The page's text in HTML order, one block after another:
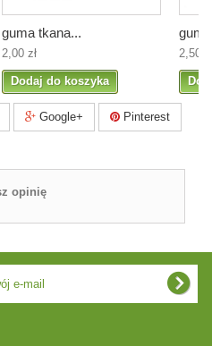
guma tkana...
2,00 zł
Dodaj do koszyka
2,50
Google+ Pinterest
opinię